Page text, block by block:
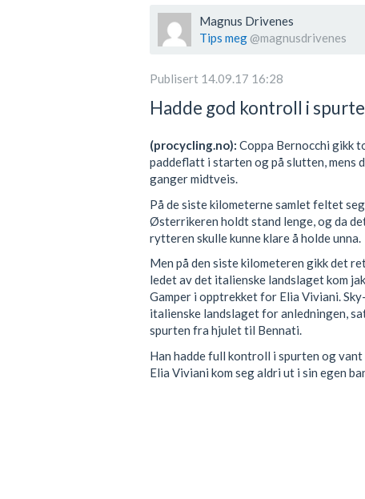
Magnus Drivenes
Tips meg @magnusdrivenes
Publisert 14.09.17 16:28
Hadde god kontroll i
(procycling.no): Coppa Bernocchi gikk
paddeflatt i starten og på slutten, mens
ganger midtveis.
På de siste kilometerne samlet feltet
Østerrikeren holdt stand lenge, og da
rytteren skulle kunne klare å holde unna.
Men på den siste kilometeren gikk det
ledet av det italienske landslaget kom
Gamper i opptrekket for Elia Viviani.
italienske landslaget for anledningen,
spurten fra hjulet til Bennati.
Han hadde full kontroll i spurten og
Elia Viviani kom seg aldri ut i sin egen